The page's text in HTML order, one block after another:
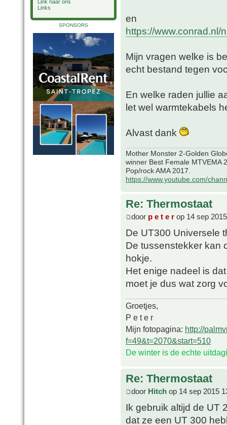
Link naar ons
Links
SPONSORS
en
https://www.conrad.nl/
Mijn vragen welke is
echt bestand tegen
En welke raden jullie
let wel warmtekabels
Alvast dank
Mother Monster 2-Golden
winner Best Female MTVEMA
Pop/rock AMA 2017.
https://www.youtube.com/
Re: Thermostaat
door p e t e r op 14 sep
De UT300 Universele
De tussenstekker kan
hokje.
Het enige nadeel is
moet je dus wat zorg
Groetjes,
P e t e r
Mijn fotopagina: http://
f=49&t=2070&start=510
De winter is de echte
Re: Thermostaat
door Hitch op 14 sep 2015
Ik gebruik altijd de UT
dat ze een UT 300